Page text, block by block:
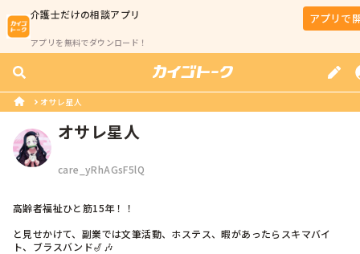
介護士だけの相談アプリ
アプリを無料でダウンロード！
アプリで
オサレ星人
オサレ星人
care_yRhAGsF5lQ
高齢者福祉ひと筋15年！！
と見せかけて、副業では文筆活動、ホステス、暇があったらスキマバイ
ト、ブラスバンド🎷🎶